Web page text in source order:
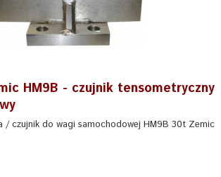
HM9B - czujnik tensometryczny
/ czujnik do wagi samochodowej HM9B 30t Zemic